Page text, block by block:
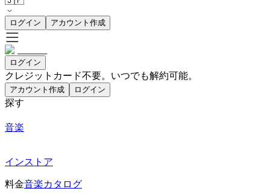
ログイン アカウント作成
ログイン
クレジットカード不要。いつでも解約可能。
アカウント作成 ログイン
探す
音楽
インストア
料金音楽カタログ